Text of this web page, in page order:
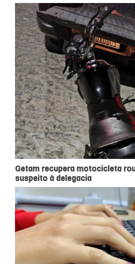
Getam recupera motocicleta
suspeito à delegacia